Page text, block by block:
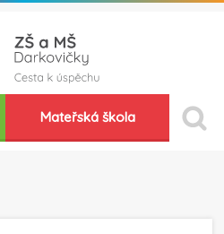
Mateřská škola